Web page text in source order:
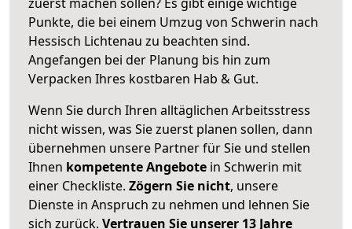
Punkte, die bei einem Umzug von Schwerin nach
Hessisch Lichtenau zu beachten sind.
Angefangen bei der Planung bis hin zum
Verpacken Ihres kostbaren Hab & Gut.
Wenn Sie durch Ihren alltäglichen Arbeitsstress
nicht wissen, was Sie zuerst planen sollen, dann
übernehmen unsere Partner für Sie und stellen
Ihnen kompetente Angebote in Schwerin mit
einer Checkliste. Zögern Sie nicht, unsere
Dienste in Anspruch zu nehmen und lehnen Sie
sich zurück. Vertrauen Sie unserer 13 Jahre